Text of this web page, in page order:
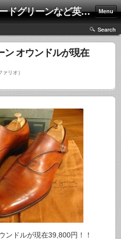
英国靴の激安中古通販情報ブログ Menu
Search
ン オウンドルが現在
リオ）
ンドルが現在39,800円！！